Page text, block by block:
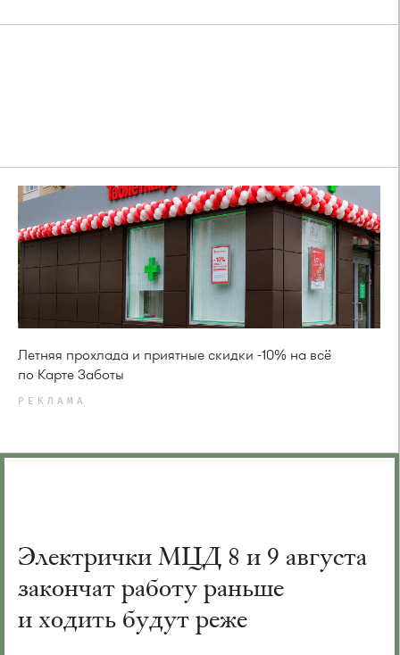
Летняя прохлада и приятные скидки -10% на всё
по Карте Заботы
РЕКЛАМА
Электрички МЦД 8 и 9 августа
закончат работу раньше
и ходить будут реже